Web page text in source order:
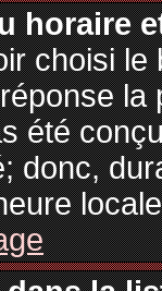
horaire
choisi
été
donc,